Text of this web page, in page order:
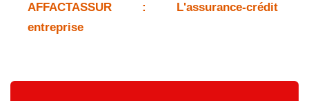
AFFACTASSUR : L'assurance-crédit
entreprise